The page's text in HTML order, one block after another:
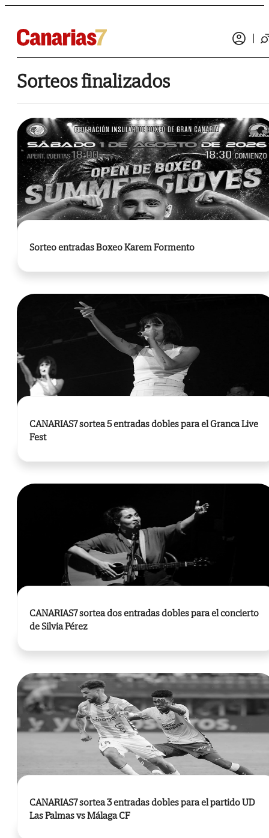
Sorteos finalizados
Sorteo entradas Boxeo Karem Formento
CANARIAS7 sortea 5 entradas dobles para el Granca Live
Fest
CANARIAS7 sortea dos entradas dobles para el concierto
de Silvia Pérez
CANARIAS7 sortea 3 entradas dobles para el partido UD
Las Palmas vs Málaga CF